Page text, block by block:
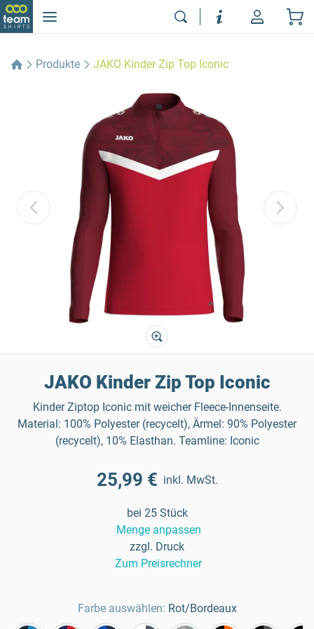
Produkte JAKO Kinder Zip Top Iconic
JAKO Kinder Zip Top Iconic
Kinder Ziptop Iconic mit weicher Fleece-Innenseite.
Material: 100% Polyester (recycelt), Ärmel: 90% Polyester
(recycelt), 10% Elasthan. Teamline: Iconic
25,99 € inkl. MwSt.
bei 25 Stück
Menge anpassen
zzgl. Druck
Zum Preisrechner
Farbe auswählen: Rot/Bordeaux